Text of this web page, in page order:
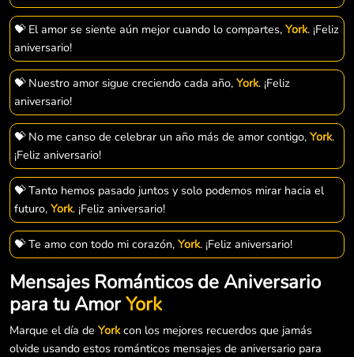
💝 El amor se siente aún mejor cuando lo compartes, York. ¡Feliz
aniversario!
💝 Nuestro amor sigue creciendo cada año, York. ¡Feliz
aniversario!
💝 No me canso de celebrar un año más de amor contigo, York.
¡Feliz aniversario!
💝 Tanto hemos pasado juntos y solo podemos mirar hacia el
futuro, York. ¡Feliz aniversario!
💝 Te amo con todo mi corazón, York. ¡Feliz aniversario!
Mensajes Románticos de Aniversario
para tu AmorYork
Marque el día de Yorkcon los mejores recuerdos que jamás
olvide usando estos románticos mensajes de aniversario para